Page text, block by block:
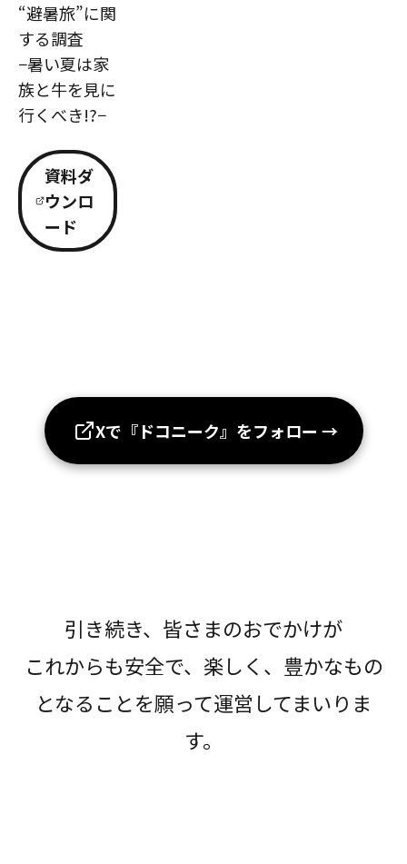
“避暑旅”に関
する調査
−暑い夏は家
族と牛を見に
行くべき!?−
資料ダ
ウンロ
ード
Xで『ドコニーク』をフォロー →
引き続き、皆さまのおでかけが
これからも安全で、楽しく、豊かなもの
となることを願って運営してまいりま
す。